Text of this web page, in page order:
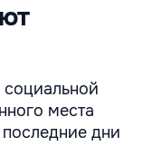
места
дни